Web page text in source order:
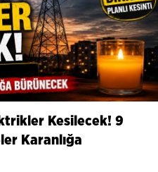
Kesilecek! 9
Karanlığa